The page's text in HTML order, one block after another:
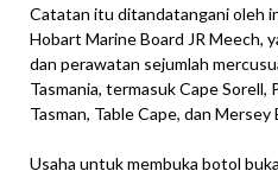
Catatan itu ditandatangani oleh
Hobart Marine Board JR Meech,
dan perawatan sejumlah
Tasmania, termasuk Cape Sorell,
Tasman, Table Cape, dan Mersey
Usaha untuk membuka botol